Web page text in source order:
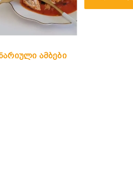
ამბები